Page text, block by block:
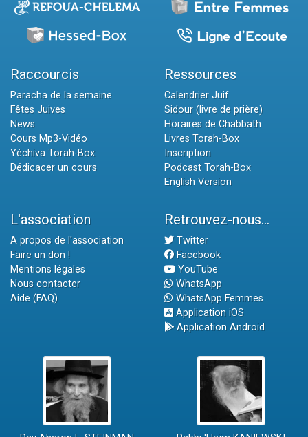
Raccourcis
Paracha de la semaine
Fêtes Juives
News
Cours Mp3-Vidéo
Yéchiva Torah-Box
Dédicacer un cours
Ressources
Calendrier Juif
Sidour (livre de prière)
Horaires de Chabbath
Livres Torah-Box
Inscription
Podcast Torah-Box
English Version
L'association
A propos de l'association
Faire un don !
Mentions légales
Nous contacter
Aide (FAQ)
Retrouvez-nous...
Twitter
Facebook
YouTube
WhatsApp
WhatsApp Femmes
Application iOS
Application Android